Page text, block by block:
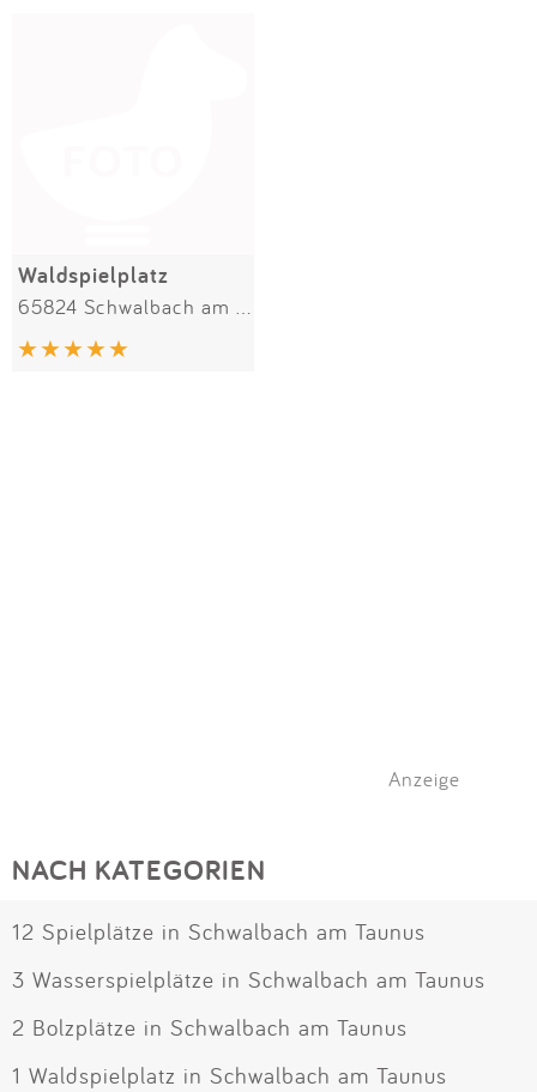
Waldspielplatz
65824 Schwalbach am Taunus
Anzeige
NACH KATEGORIEN
12 Spielplätze in Schwalbach am Taunus
3 Wasserspielplätze in Schwalbach am Taunus
2 Bolzplätze in Schwalbach am Taunus
1 Waldspielplatz in Schwalbach am Taunus